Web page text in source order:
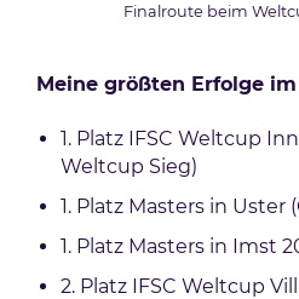
Finalroute beim
Meine größten Erfolge
1. Platz IFSC Weltcup
Weltcup Sieg)
1. Platz Masters in Uster
1. Platz Masters in Imst
2. Platz IFSC Weltcup